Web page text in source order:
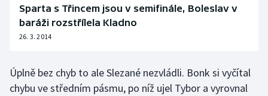
Parasport
Plážový volejbal
Sparta s Třincem jsou v semifinále, Boleslav v
baráži rozstřílela Kladno
26. 3. 2014
Úplně bez chyb to ale Slezané nezvládli. Bonk si vyčítal
chybu ve středním pásmu, po níž ujel Tybor a vyrovnal